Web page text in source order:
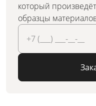
который
образцы